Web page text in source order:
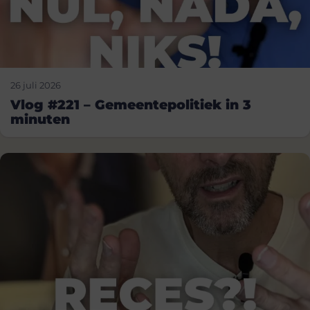
26 juli 2026
Vlog #221 – Gemeentepolitiek in 3
minuten